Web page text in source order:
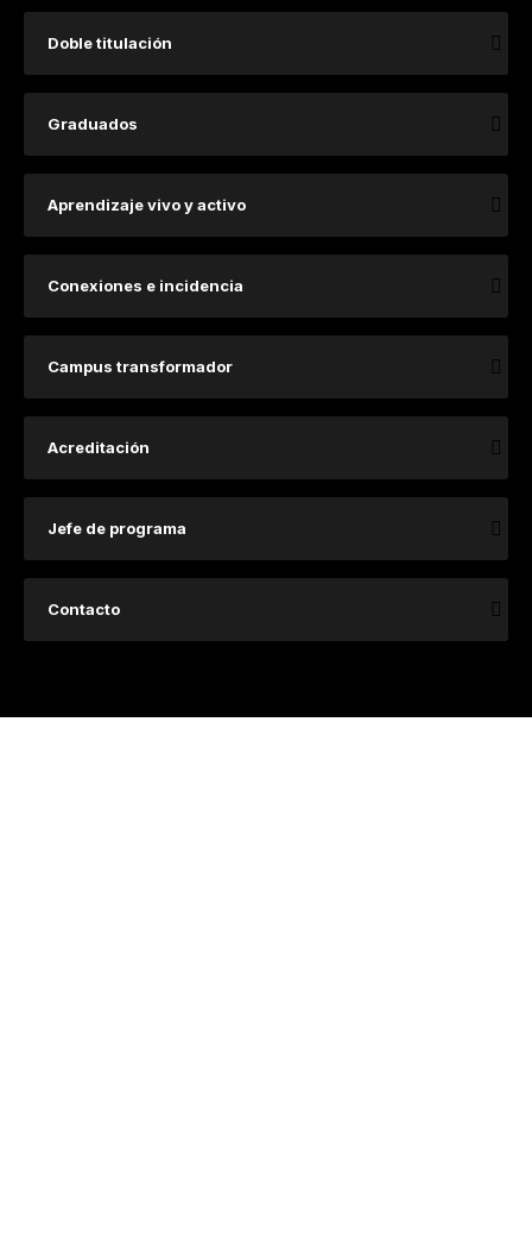
Doble titulación
Graduados
Aprendizaje vivo y activo
Conexiones e incidencia
Campus transformador
Acreditación
Jefe de programa
Contacto